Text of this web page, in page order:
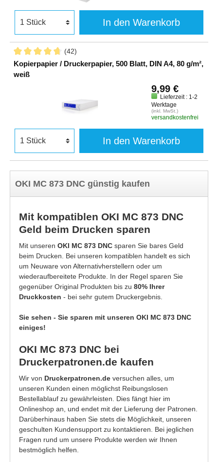
In den Warenkorb
(42)
Kopierpapier / Druckerpapier, 500 Blatt, DIN A4, 80 g/m²,
weiß
9,99 €
Lieferzeit : 1-2
Werktage
(inkl. MwSt.)
versandkostenfrei
In den Warenkorb
OKI MC 873 DNC günstig kaufen
Mit kompatiblen OKI MC 873 DNC
Geld beim Drucken sparen
Mit unseren OKI MC 873 DNC sparen Sie bares Geld
beim Drucken. Bei unseren kompatiblen handelt es sich
um Neuware von Alternativherstellern oder um
wiederaufbereitete Produkte. In der Regel sparen Sie
gegenüber Original Produkten bis zu 80% Ihrer
Druckkosten - bei sehr gutem Druckergebnis.
Sie sehen - Sie sparen mit unseren OKI MC 873 DNC
einiges!
OKI MC 873 DNC bei
Druckerpatronen.de kaufen
Wir von Druckerpatronen.de versuchen alles, um
unseren Kunden einen möglichst Reibungslosen
Bestellablauf zu gewährleisten. Dies fängt hier im
Onlineshop an, und endet mit der Lieferung der Patronen.
Darüberhinaus haben Sie stets die Möglichkeit, unseren
geschulten Kundensupport zu kontaktieren. Bei jeglichen
Fragen rund um unsere Produkte werden wir Ihnen
bestmöglich helfen.